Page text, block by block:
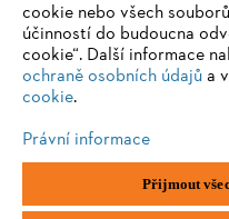
Zásady ochrany
Informace o souborech
cookie nebo všech
účinností do budoucna
cookie“. Další informace
ochraně osobních údajůa
cookie.
Právní informace
Přijmout